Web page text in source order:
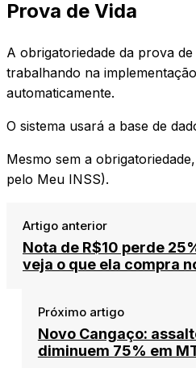
Prova de Vida
A obrigatoriedade da prova
trabalhando na
automaticamente.
O sistema usará a base de
Mesmo sem a
pelo Meu INSS).
Artigo anterior
Nota de R$10 perde
veja o que ela compra
Próximo artigo
Novo Cangaço:
diminuem 75% em